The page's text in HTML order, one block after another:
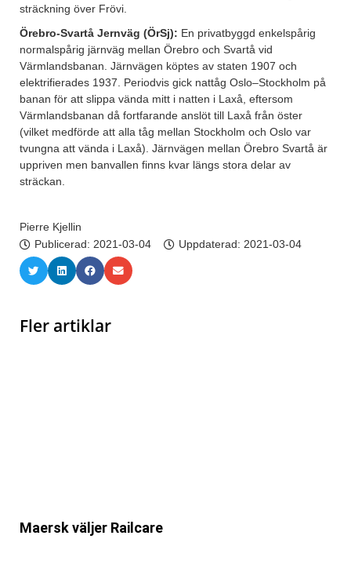
sträckning över Frövi.
Örebro-Svartå Jernväg (ÖrSj): En privatbyggd enkelspårig
normalspårig järnväg mellan Örebro och Svartå vid
Värmlandsbanan. Järnvägen köptes av staten 1907 och
elektrifierades 1937. Periodvis gick nattåg Oslo–Stockholm på
banan för att slippa vända mitt i natten i Laxå, eftersom
Värmlandsbanan då fortfarande anslöt till Laxå från öster
(vilket medförde att alla tåg mellan Stockholm och Oslo var
tvungna att vända i Laxå). Järnvägen mellan Örebro Svartå är
uppriven men banvallen finns kvar längs stora delar av
sträckan.
Pierre Kjellin
Publicerad: 2021-03-04 Uppdaterad: 2021-03-04
Fler artiklar
Maersk väljer Railcare